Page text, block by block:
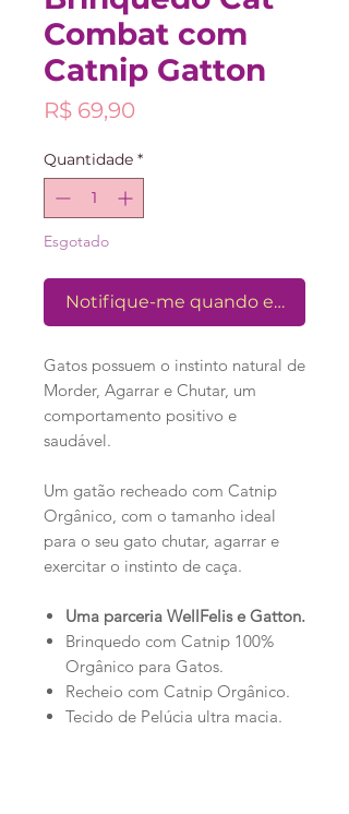
Combat com
Catnip Gatton
R$ 69,90
Quantidade *
Esgotado
Notifique-me quando estiver
Gatos possuem o instinto natural de
Morder, Agarrar e Chutar, um
comportamento positivo e
saudável.
Um gatão recheado com Catnip
Orgânico, com o tamanho ideal
para o seu gato chutar, agarrar e
exercitar o instinto de caça.
Uma parceria WellFelis e Gatton.
Brinquedo com Catnip 100%
Orgânico para Gatos.
Recheio com Catnip Orgânico.
Tecido de Pelúcia ultra macia.